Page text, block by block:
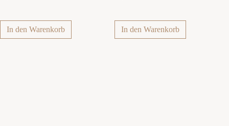
In den Warenkorb In den Warenkorb